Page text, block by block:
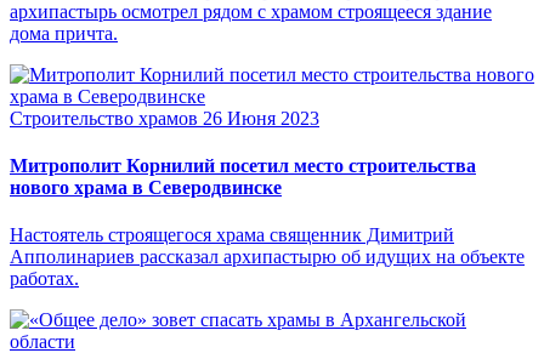
архипастырь осмотрел рядом с храмом строящееся здание
дома причта.
Строительство храмов 26 Июня 2023
Митрополит Корнилий посетил место строительства
нового храма в Северодвинске
Настоятель строящегося храма священник Димитрий
Апполинариев рассказал архипастырю об идущих на объекте
работах.